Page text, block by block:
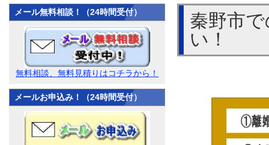
秦野市
い！
メール無料相談！（24時間受付）
無料相談、無料見積りはコチラから！
メールお申込み！（24時間受付）